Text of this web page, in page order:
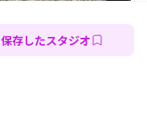
保存したスタジオ